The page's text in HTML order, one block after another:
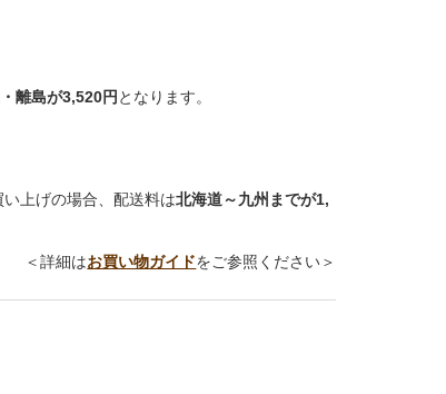
離島が3,520円 となります。
上げの場合、配送料は北海道～九州までが1,
＜詳細はお買い物ガイドをご参照ください＞